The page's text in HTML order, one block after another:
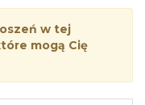
w tej
mogą Cię